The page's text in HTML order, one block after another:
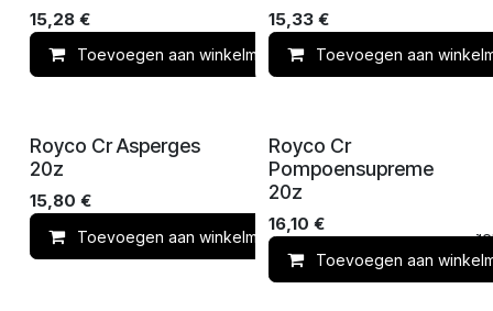
15,28 €
Toevoegen aan winkelmandje
15,33€
Toevoegen aan
Royco Cr Asperges
20z
15,80 €
Toevoegen aan winkelmandje
Royco Cr
Pompoensupreme
20z
16,10 €
Toevoegen aan